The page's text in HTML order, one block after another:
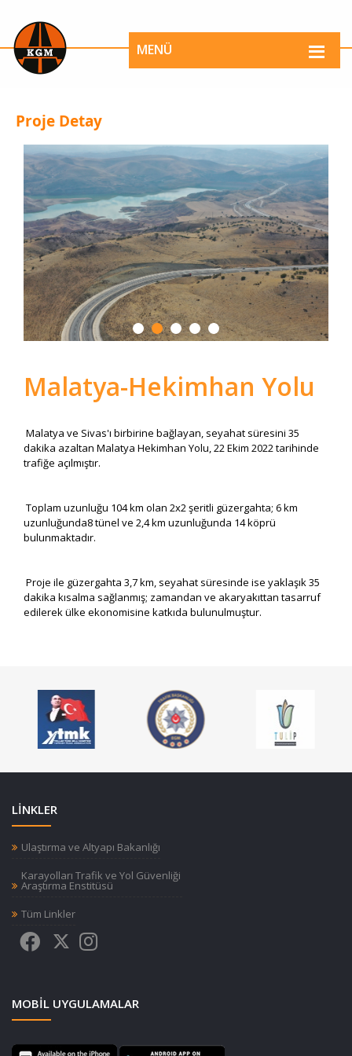
MENÜ
Proje Detay
Malatya-Hekimhan Yolu
Malatya ve Sivas'ı birbirine bağlayan, seyahat süresini 35
dakika azaltan Malatya Hekimhan Yolu, 22 Ekim 2022 tarihinde
trafiğe açılmıştır.
Toplam uzunluğu 104 km olan 2x2 şeritli güzergahta; 6 km
uzunluğunda8 tünel ve 2,4 km uzunluğunda 14 köprü
bulunmaktadır.
Proje ile güzergahta 3,7 km, seyahat süresinde ise yaklaşık 35
dakika kısalma sağlanmış; zamandan ve akaryakıttan tasarruf
edilerek ülke ekonomisine katkıda bulunulmuştur.
LİNKLER
Ulaştırma ve Altyapı Bakanlığı
Karayolları Trafik ve Yol Güvenliği
Araştırma Enstitüsü
Tüm Linkler
MOBIL UYGULAMALAR